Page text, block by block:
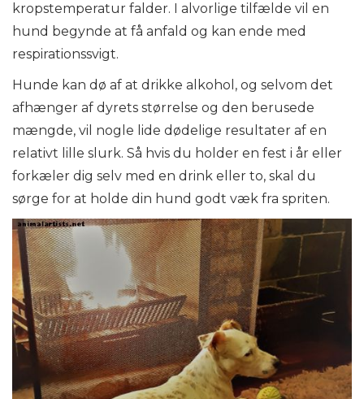
kropstemperatur falder. I alvorlige tilfælde vil en
hund begynde at få anfald og kan ende med
respirationssvigt.
Hunde kan dø af at drikke alkohol, og selvom det
afhænger af dyrets størrelse og den berusede
mængde, vil nogle lide dødelige resultater af en
relativt lille slurk. Så hvis du holder en fest i år eller
forkæler dig selv med en drink eller to, skal du
sørge for at holde din hund godt væk fra spriten.